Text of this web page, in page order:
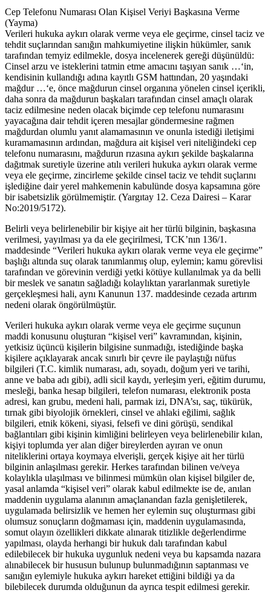
Cep Telefonu Numarası Olan Kişisel Veriyi Başkasına Verme
(Yayma)
Verileri hukuka aykırı olarak verme veya ele geçirme, cinsel taciz ve
tehdit suçlarından sanığın mahkumiyetine ilişkin hükümler, sanık
tarafından temyiz edilmekle, dosya incelenerek gereği düşünüldü:
Cinsel arzu ve isteklerini tatmin etme amacını taşıyan sanık …‘in,
kendisinin kullandığı adına kayıtlı GSM hattından, 20 yaşındaki
mağdur …‘e, önce mağdurun cinsel organına yönelen cinsel içerikli,
daha sonra da mağdurun başkaları tarafından cinsel amaçlı olarak
taciz edilmesine neden olacak biçimde cep telefonu numarasını
yayacağına dair tehdit içeren mesajlar göndermesine rağmen
mağdurdan olumlu yanıt alamamasının ve onunla istediği iletişimi
kuramamasının ardından, mağdura ait kişisel veri niteliğindeki cep
telefonu numarasını, mağdurun rızasına aykırı şekilde başkalarına
dağıtmak suretiyle üzerine atılı verileri hukuka aykırı olarak verme
veya ele geçirme, zincirleme şekilde cinsel taciz ve tehdit suçlarını
işlediğine dair yerel mahkemenin kabulünde dosya kapsamına göre
bir isabetsizlik görülmemiştir. (Yargıtay 12. Ceza Dairesi – Karar
No:2019/5172).
Belirli veya belirlenebilir bir kişiye ait her türlü bilginin, başkasına
verilmesi, yayılması ya da ele geçirilmesi, TCK’nın 136/1.
maddesinde “Verileri hukuka aykırı olarak verme veya ele geçirme”
başlığı altında suç olarak tanımlanmış olup, eylemin; kamu görevlisi
tarafından ve görevinin verdiği yetki kötüye kullanılmak ya da belli
bir meslek ve sanatın sağladığı kolaylıktan yararlanmak suretiyle
gerçekleşmesi hali, aynı Kanunun 137. maddesinde cezada artırım
nedeni olarak öngörülmüştür.
Verileri hukuka aykırı olarak verme veya ele geçirme suçunun
maddi konusunu oluşturan “kişisel veri” kavramından, kişinin,
yetkisiz üçüncü kişilerin bilgisine sunmadığı, istediğinde başka
kişilere açıklayarak ancak sınırlı bir çevre ile paylaştığı nüfus
bilgileri (T.C. kimlik numarası, adı, soyadı, doğum yeri ve tarihi,
anne ve baba adı gibi), adli sicil kaydı, yerleşim yeri, eğitim durumu,
mesleği, banka hesap bilgileri, telefon numarası, elektronik posta
adresi, kan grubu, medeni hali, parmak izi, DNA’sı, saç, tükürük,
tırnak gibi biyolojik örnekleri, cinsel ve ahlaki eğilimi, sağlık
bilgileri, etnik kökeni, siyasi, felsefi ve dini görüşü, sendikal
bağlantıları gibi kişinin kimliğini belirleyen veya belirlenebilir kılan,
kişiyi toplumda yer alan diğer bireylerden ayıran ve onun
niteliklerini ortaya koymaya elverişli, gerçek kişiye ait her türlü
bilginin anlaşılması gerekir. Herkes tarafından bilinen ve/veya
kolaylıkla ulaşılması ve bilinmesi mümkün olan kişisel bilgiler de,
yasal anlamda “kişisel veri” olarak kabul edilmekte ise de, anılan
maddenin uygulama alanının amaçlanandan fazla genişletilerek,
uygulamada belirsizlik ve hemen her eylemin suç oluşturması gibi
olumsuz sonuçların doğmaması için, maddenin uygulamasında,
somut olayın özellikleri dikkate alınarak titizlikle değerlendirme
yapılması, olayda herhangi bir hukuk dalı tarafından kabul
edilebilecek bir hukuka uygunluk nedeni veya bu kapsamda nazara
alınabilecek bir hususun bulunup bulunmadığının saptanması ve
sanığın eylemiyle hukuka aykırı hareket ettiğini bildiği ya da
bilebilecek durumda olduğunun da ayrıca tespit edilmesi gerekir.